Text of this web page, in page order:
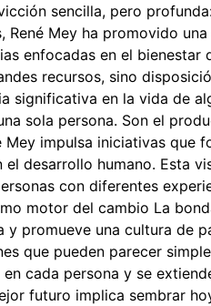
sencilla, pero
Mey ha promovido
enfocadas en el bienestar
recursos, sino
significativa en la vida de
sola persona. Son el
impulsa iniciativas que
desarrollo humano. Esta
con diferentes
motor del cambio La
promueve una cultura de
que pueden parecer
cada persona y se
futuro implica sembrar